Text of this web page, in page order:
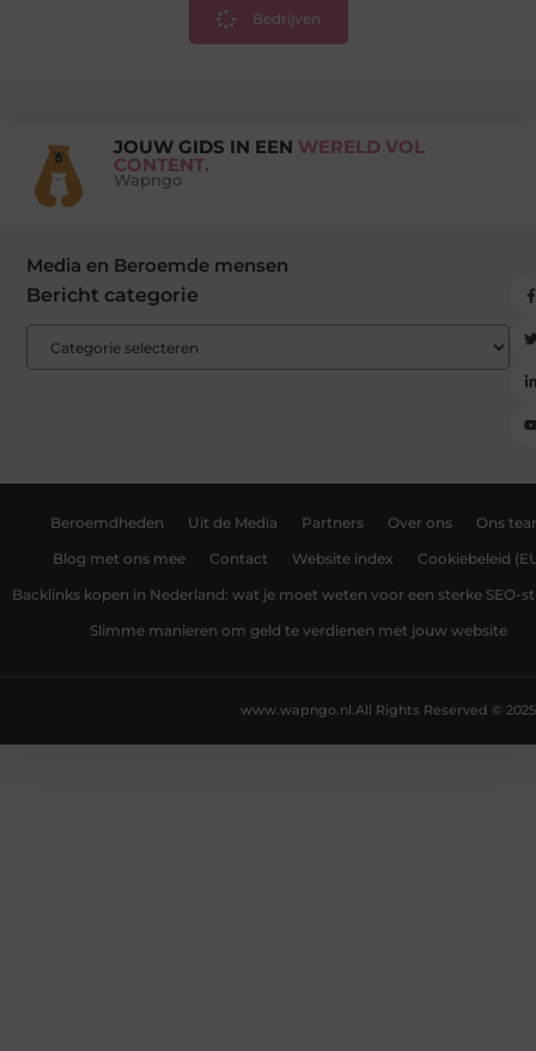
Bedrijven
JOUW GIDS IN EEN WERELD VOL
CONTENT.
Wapngo
Media en Beroemde mensen
Bericht categorie
Beroemdheden Uit de Media Partners Over ons Ons
Blog met ons mee Contact Website index Cookiebeleid
Backlinks kopen in Nederland: wat je moet weten voor een sterke SEO-
Slimme manieren om geld te verdienen met jouw website
All Rights Reserved © 2025
www.wapngo.nl.